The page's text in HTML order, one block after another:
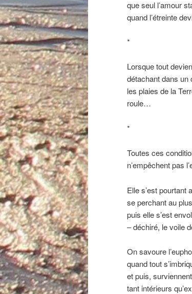
que seul l’amour
quand l’étreinte
*
Lorsque tout
détachant dans un
les plaies de la
roule…
*
Toutes ces
n’empêchent pas
Elle s’est pourtant
se perchant au
puis elle s’est
– déchiré, le voile
On savoure
quand tout
et puis,
tant intérieurs